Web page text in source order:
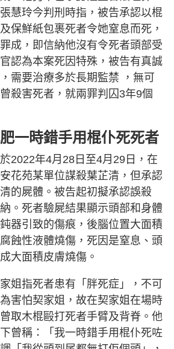
慧玲今判刑時指，被告承認以棍
保鮮紙包裹死者令她窒息而死，
成，即信納他沒有令死者頭部受
認為本案死因特殊，被告有真誠
需要治療多於長期監禁 ，無可
殺害死者，就兩罪判囚3年9個
一時錯手用棍仆死死者
2022年4月28日至4月29日，在
花苑某單位謀殺葉芷清，但承認
的屍體。被告起初擬承認誤殺
。死者驗屍結果顯示頭部和身體
器引致的傷痕，後腦位置大面積
蝕性液體燒傷，死因是窒息、頭
大面積皮膚燒傷。
姐指死者患有「胖死症」，不可
害怕契家姐，故在契家姐在場時
取木棍毆打死者手臂及背脊。他
曾稱：「我一時錯手用棍仆死咗